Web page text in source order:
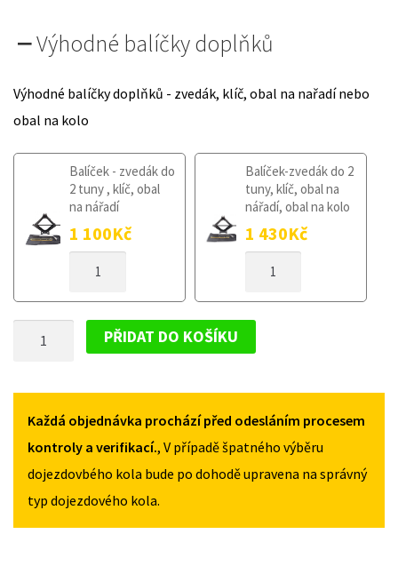
Výhodné balíčky doplňků
Výhodné balíčky doplňků - zvedák, klíč, obal na nařadí nebo
obal na kolo
Balíček - zvedák do
2 tuny , klíč, obal
na nářadí
1 100Kč
KOLO
2008
Balíček-zvedák do 2
tuny, klíč, obal na
nářadí, obal na kolo
1 430Kč
KOLO
2008
LANCER
OD
2008
MNOŽSTVÍ
PŘIDAT DO KOŠÍKU
Každá objednávka prochází před odesláním procesem
kontroly a verifikací., V případě špatného výběru
dojezdovbého kola bude po dohodě upravena na správný
typ dojezdového kola.